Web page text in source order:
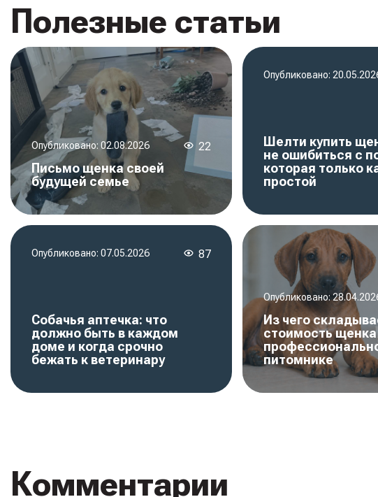
Полезные статьи
Опубликовано: 02.08.2026 22
Письмо щенка своей
будущей семье
Опубликовано:
Шелти купить
не ошибиться с
которая только
простой
Опубликовано: 07.05.2026 87
Собачья аптечка: что
должно быть в каждом
доме и когда срочно
бежать к ветеринару
Опубликовано:
Из чего
стоимость щенка
питомнике
Комментарии